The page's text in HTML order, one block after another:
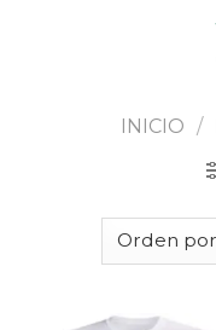
INICIO /